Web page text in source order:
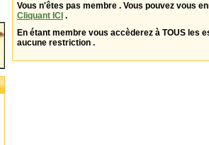
Vous n'êtes pas membre . Vous pouvez vous
Cliquant ICI .
En étant membre vous accèderez à TOUS les
aucune restriction .